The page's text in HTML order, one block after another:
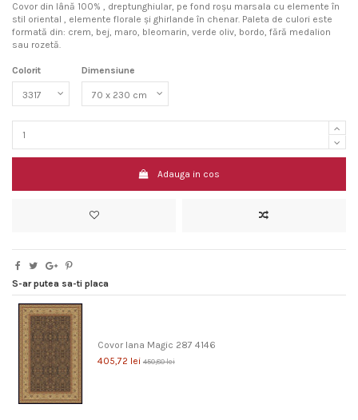
Covor din lână 100% , dreptunghiular, pe fond roșu marsala cu elemente în
stil oriental , elemente florale și ghirlande în chenar. Paleta de culori este
formată din: crem, bej, maro, bleomarin, verde oliv, bordo, fără medalion
sau rozetă.
Colorit Dimensiune
Adauga in cos
S-ar putea sa-ti placa
Covor lana Magic 287 4146
405,72 lei 450,80 lei